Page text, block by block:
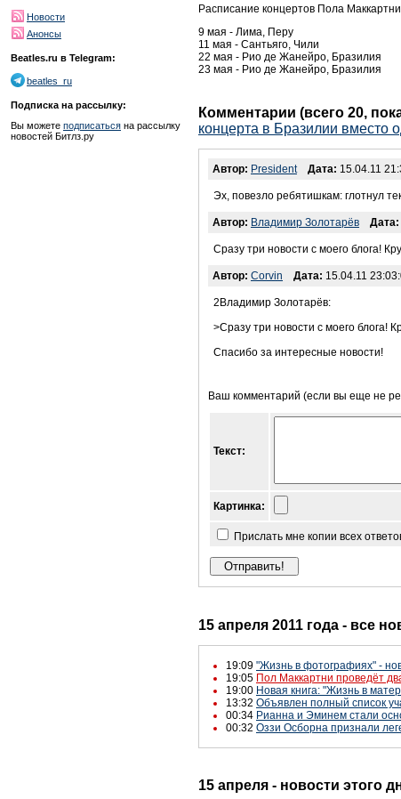
Новости
Анонсы
Beatles.ru в Telegram:
beatles_ru
Подписка на рассылку:
Вы можете подписаться на рассылку
новостей Битлз.ру
Расписание концертов Пола
9 мая - Лима, Перу
11 мая - Сантьяго, Чили
22 мая - Рио де Жанейро, Бразилия
23 мая - Рио де Жанейро, Бразилия
Комментарии (всего 20,
концерта в Бразилии вместо
Автор: President Дата: 15.04.11
Эх, повезло ребятишкам: глотнул
Автор: Владимир Золотарёв Дата:
Сразу три новости с моего блога!
Автор: Corvin Дата: 15.04.11
2Владимир Золотарёв:
>Сразу три новости с моего блога!
Спасибо за интересные новости!
Ваш комментарий (если вы еще не
Текст:
Картинка:
Прислать мне копии всех
15 апреля 2011 года - все
19:09 "Жизнь в фотографиях" -
19:05 Пол Маккартни проведёт
19:00 Новая книга: "Жизнь в
13:32 Объявлен полный список
00:34 Рианна и Эминем стали
00:32 Оззи Осборна признали
15 апреля - новости этого